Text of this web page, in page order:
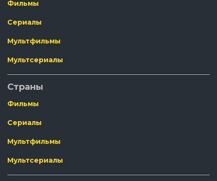
Фильмы
Сериалы
Мультфильмы
Мультсериалы
Страны
Фильмы
Сериалы
Мультфильмы
Мультсериалы